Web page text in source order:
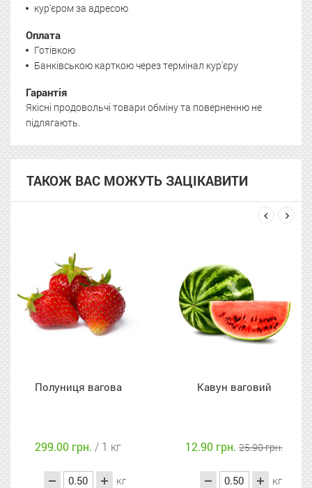
кур'єром за адресою
Оплата
Готівкою
Банківською карткою через термінал кур'єру
Гарантія
Якісні продовольчі товари обміну та поверненню не
підлягають.
ТАКОЖ ВАС МОЖУТЬ ЗАЦІКАВИТИ
вагова
/ 1 кг
кг
Кавун ваговий
12.90 грн. 25.90 грн.
кг
Лохина
199.90
prev
next